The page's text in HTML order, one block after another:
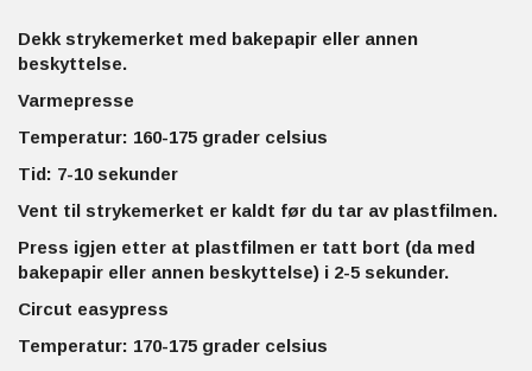
Dekk strykemerket med bakepapir eller annen
beskyttelse.
Varmepresse
Temperatur: 160-175 grader celsius
Tid: 7-10 sekunder
Vent til strykemerket er kaldt før du tar av plastfilmen.
Press igjen etter at plastfilmen er tatt bort (da med
bakepapir eller annen beskyttelse) i 2-5 sekunder.
Circut easypress
Temperatur: 170-175 grader celsius